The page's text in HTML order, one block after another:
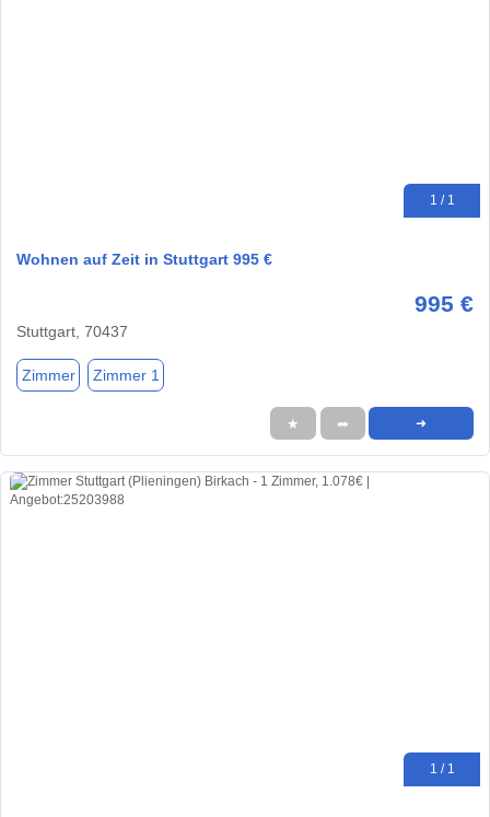
1 / 1
Wohnen auf Zeit in Stuttgart 995 €
995 €
Stuttgart, 70437
Zimmer Zimmer 1
★ ➦ ➜
1 / 1